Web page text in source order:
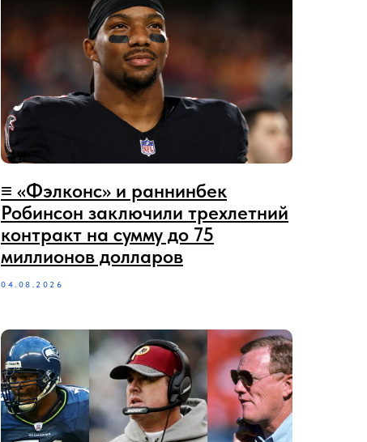
≡‪‪‪ «Фэлконс» и раннинбек
Робинсон заключили трехлетний
контракт на сумму до 75
миллионов долларов
04.08.2026